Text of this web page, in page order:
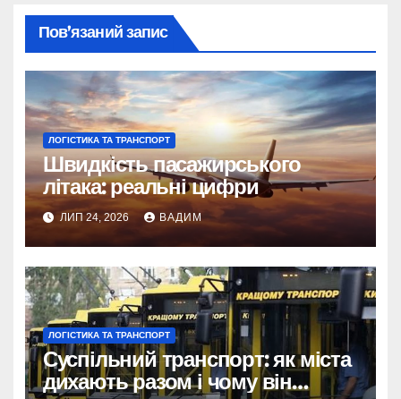
Пов’язаний запис
ЛОГІСТИКА ТА ТРАНСПОРТ
Швидкість пасажирського
літака: реальні цифри
ЛИП 24, 2026 ВАДИМ
ЛОГІСТИКА ТА ТРАНСПОРТ
Суспільний транспорт: як міста
дихають разом і чому він